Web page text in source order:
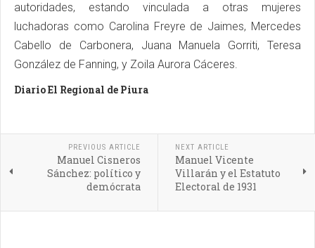
autoridades, estando vinculada a otras mujeres
luchadoras como Carolina Freyre de Jaimes, Mercedes
Cabello de Carbonera, Juana Manuela Gorriti, Teresa
González de Fanning, y Zoila Aurora Cáceres.
Diario El Regional de Piura
PREVIOUS ARTICLE
Manuel Cisneros
Sánchez: político y
demócrata
NEXT ARTICLE
Manuel Vicente
Villarán y el Estatuto
Electoral de 1931